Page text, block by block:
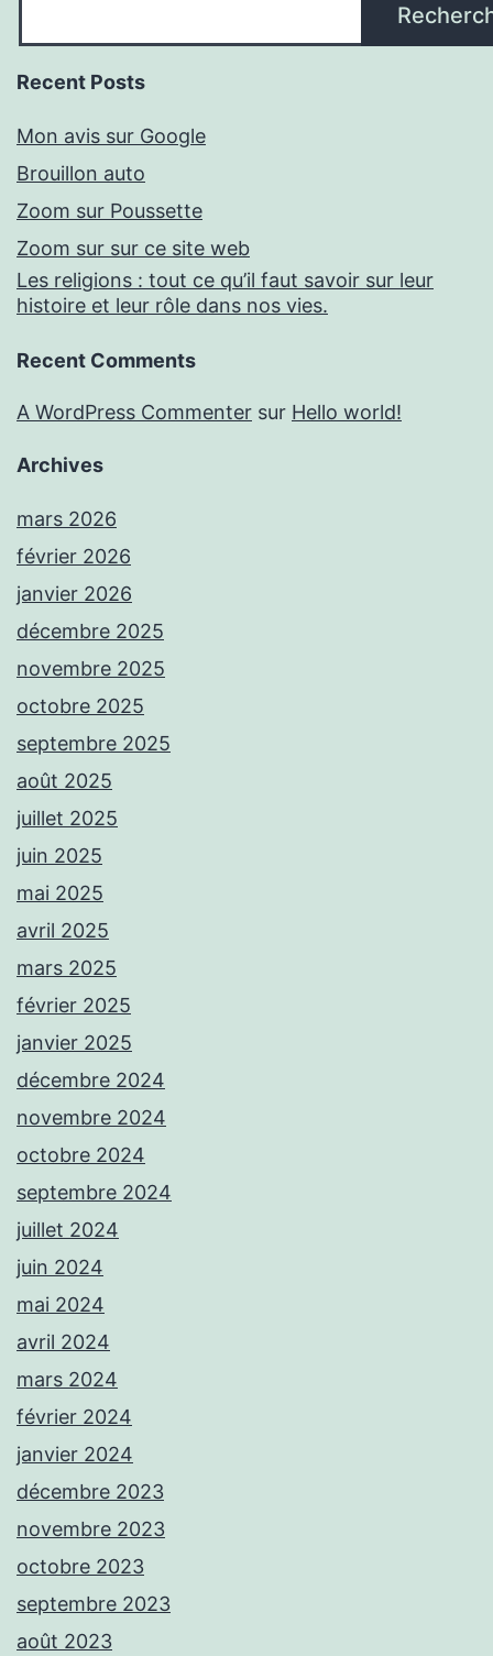
Recent Posts
Mon avis sur Google
Brouillon auto
Zoom sur Poussette
Zoom sur sur ce site web
Les religions : tout ce qu’il faut savoir sur leur
histoire et leur rôle dans nos vies.
Recent Comments
A WordPress Commenter sur Hello world!
Archives
mars 2026
février 2026
janvier 2026
décembre 2025
novembre 2025
octobre 2025
septembre 2025
août 2025
juillet 2025
juin 2025
mai 2025
avril 2025
mars 2025
février 2025
janvier 2025
décembre 2024
novembre 2024
octobre 2024
septembre 2024
juillet 2024
juin 2024
mai 2024
avril 2024
mars 2024
février 2024
janvier 2024
décembre 2023
novembre 2023
octobre 2023
septembre 2023
août 2023